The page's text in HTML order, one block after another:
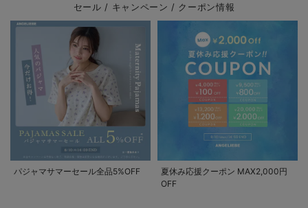
セール / キャンペーン / クーポン情報
パジャマサマーセール全品5%OFF
夏休み応援クーポン MAX2,000円
OFF